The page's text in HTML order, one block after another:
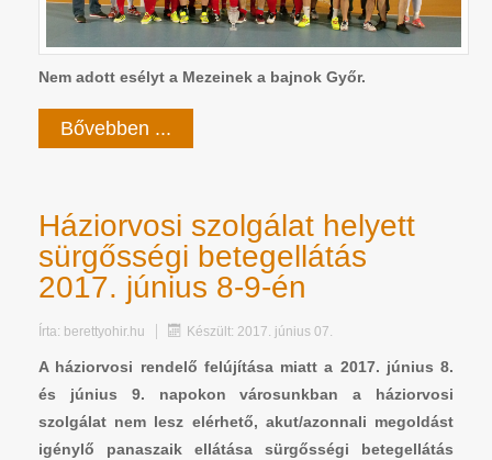
Nem adott esélyt a Mezeinek a bajnok Győr.
Bővebben ...
Háziorvosi szolgálat helyett
sürgősségi betegellátás
2017. június 8-9-én
Írta: berettyohir.hu Készült: 2017. június 07.
A háziorvosi rendelő felújítása miatt a 2017. június 8.
és június 9. napokon városunkban a háziorvosi
szolgálat nem lesz elérhető, akut/azonnali megoldást
igénylő panaszaik ellátása sürgősségi betegellátás